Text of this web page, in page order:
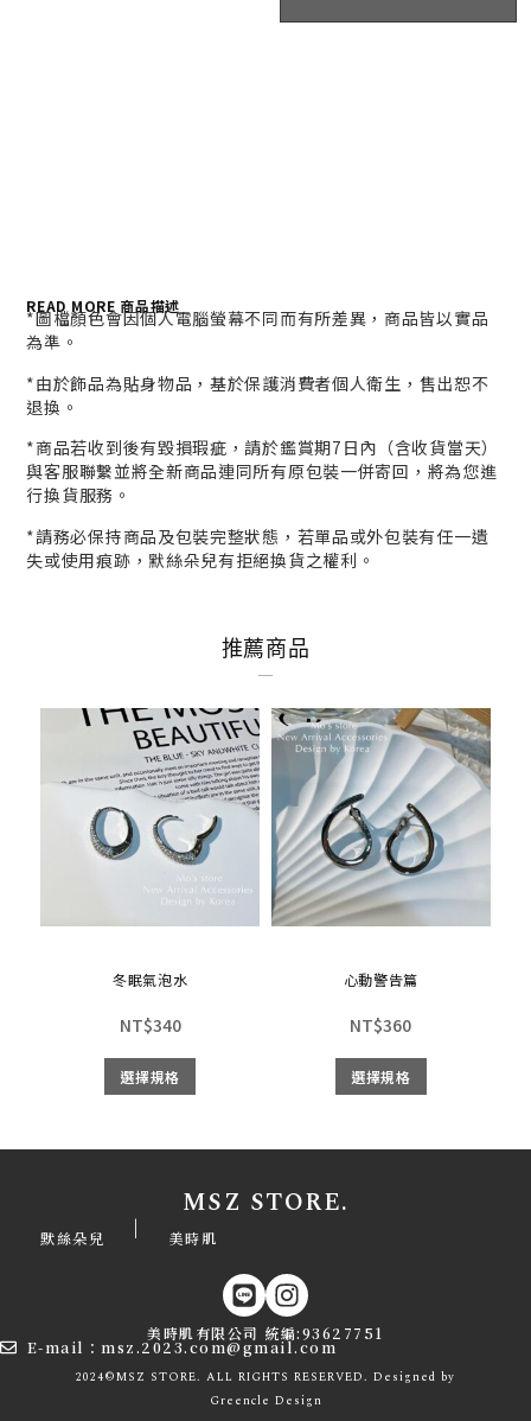
READ MORE 商品描述
*圖檔顏色會因個人電腦螢幕不同而有所差異，商品皆以實品
為準。
*由於飾品為貼身物品，基於保護消費者個人衛生， 售出恕不
退換。
*商品若收到後有毀損瑕疵，請於鑑賞期7日內（含收貨當天）
與客服聯繫並將全新商品連同所有原包裝一併寄回，將為您進
行換貨服務。
*請務必保持商品及包裝完整狀態，若單品或外包裝有任一遺
失或使用痕跡，默絲朵兒有拒絕換貨之權利。
推薦商品
冬眠氣泡水
NT$340
選擇規格
心動警告篇
NT$360
選擇規格
MSZ STORE.
默絲朵兒 | 美時肌
美時肌有限公司 統編:93627751
E-mail：msz.2023.com@gmail.com
2024©MSZ STORE. ALL RIGHTS RESERVED. Designed by
Greencle Design